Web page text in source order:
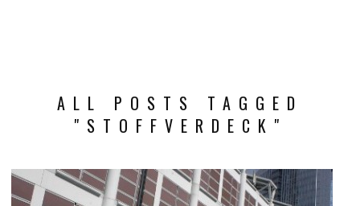
ALL POSTS TAGGED
"STOFFVERDECK"